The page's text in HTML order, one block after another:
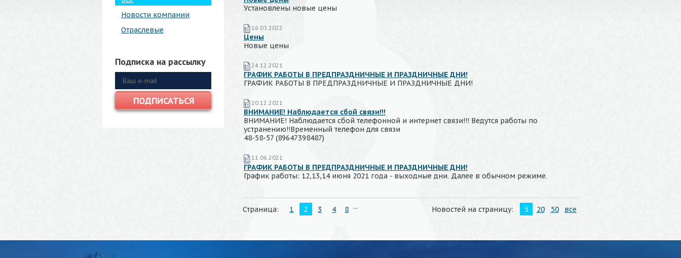
Новости компании
Отраслевые
Подписка на рассылку
Установлены новые цены
16.03.2022
Цены
Новые цены
24.12.2021
ГРАФИК РАБОТЫ В ПРЕДПРАЗДНИЧНЫЕ И ПРАЗДНИЧНЫЕ ДНИ!
ГРАФИК РАБОТЫ В ПРЕДПРАЗДНИЧНЫЕ И ПРАЗДНИЧНЫЕ ДНИ!
20.12.2021
ВНИМАНИЕ! Наблюдается сбой связи!!!
ВНИМАНИЕ! Наблюдается сбой телефонной и интернет связи!!! Ведутся работы по
устранению!!Временный телефон для связи
48-58-57 (89647398487)
11.06.2021
ГРАФИК РАБОТЫ В ПРЕДПРАЗДНИЧНЫЕ И ПРАЗДНИЧНЫЕ ДНИ!
График работы: 12,13,14 июня 2021 года - выходные дни. Далее в обычном режиме.
Страница: 1 2 3 4 ...
8 Новостей на страницу: 5 20 50 все